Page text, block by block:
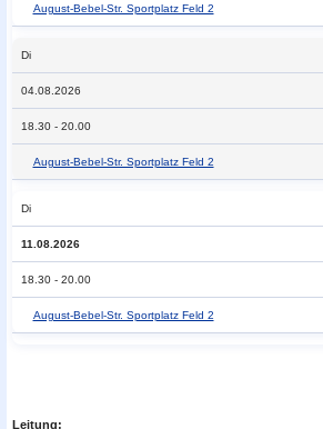
August-Bebel-Str. Sportplatz Feld 2
Di
04.08.2026
18.30 - 20.00
August-Bebel-Str. Sportplatz Feld 2
Di
11.08.2026
18.30 - 20.00
August-Bebel-Str. Sportplatz Feld 2
Leitung: